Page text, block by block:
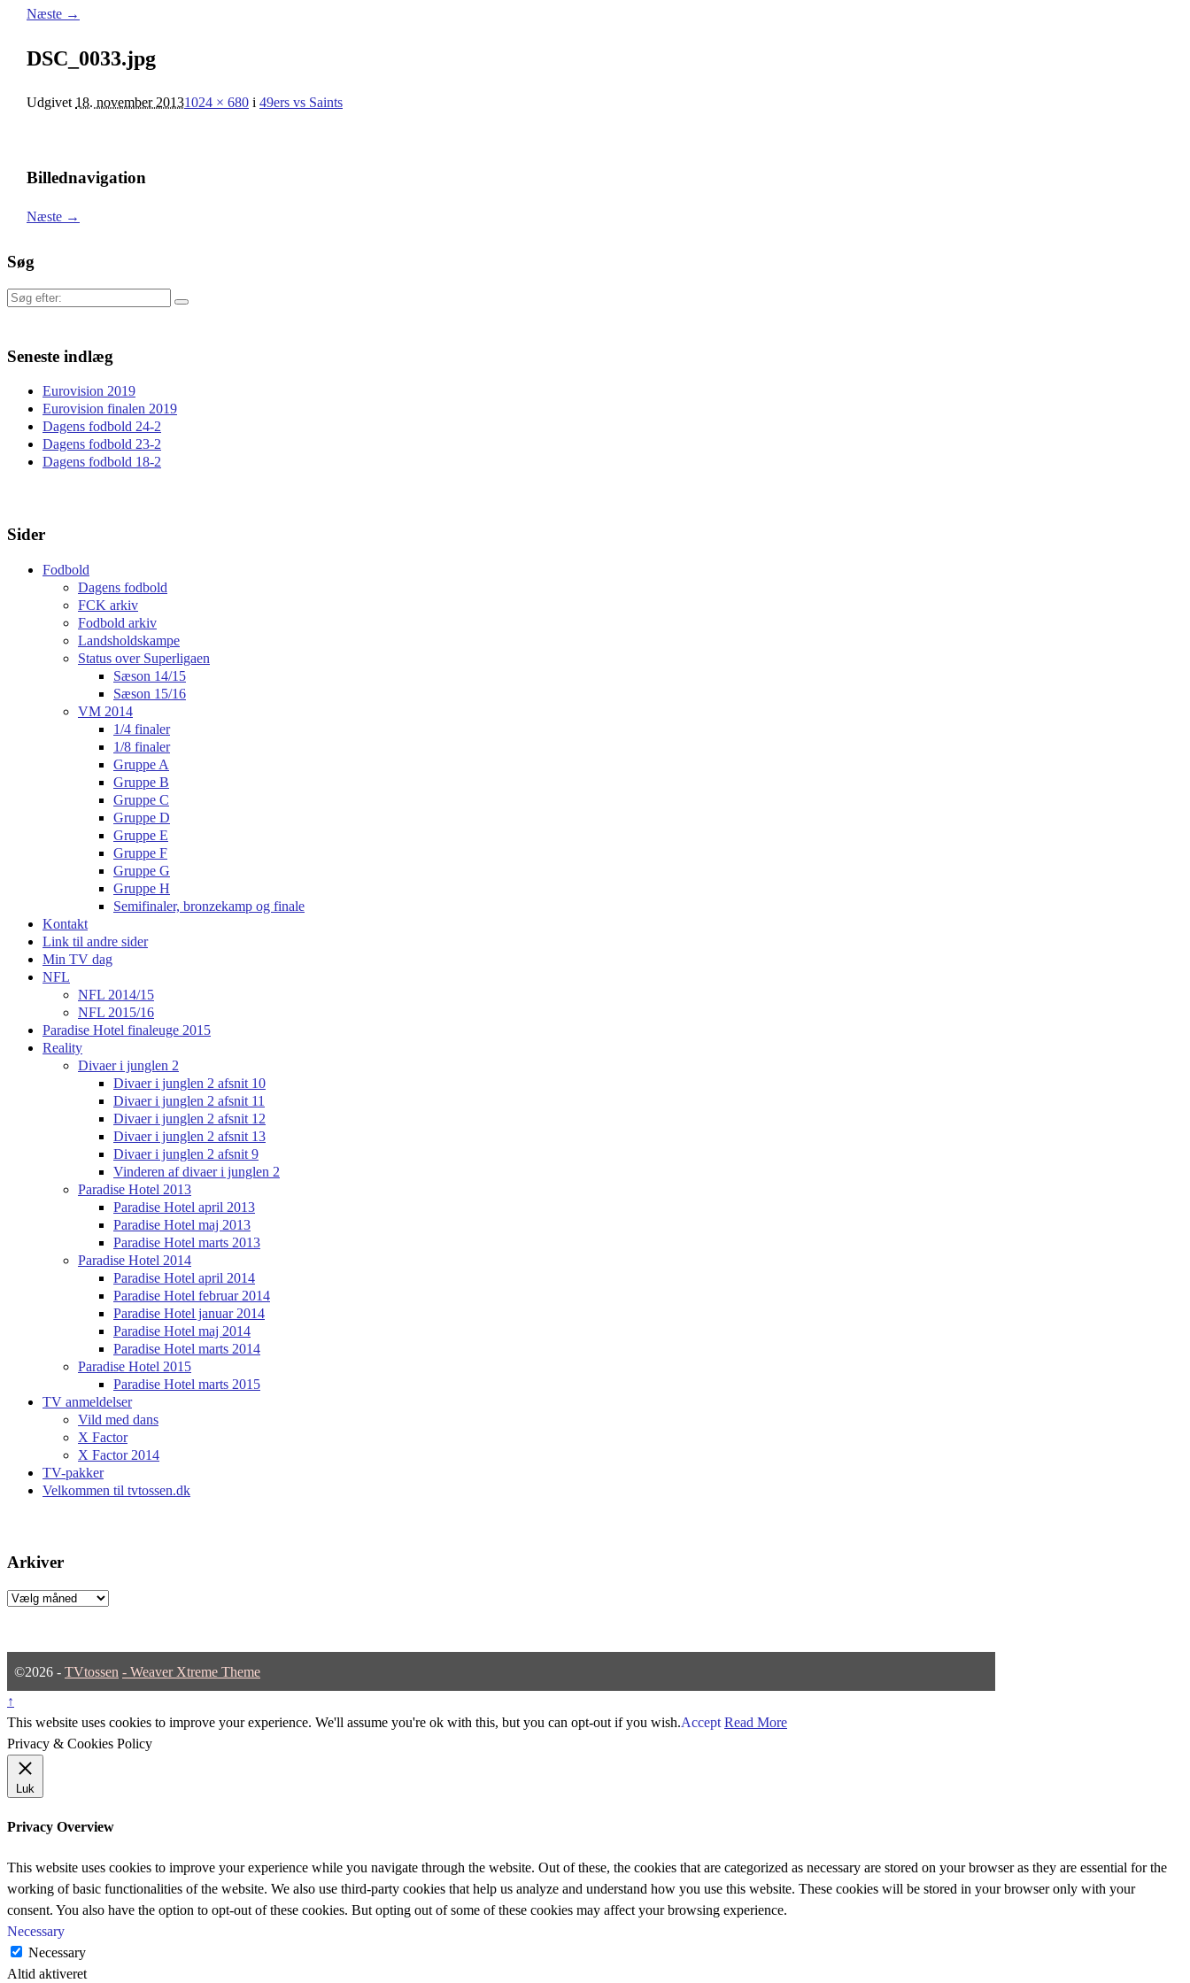
Næste →
DSC_0033.jpg
Udgivet 18. november 20131024 × 680 i 49ers vs Saints
Billednavigation
Næste →
Søg
Søg
Seneste indlæg
Eurovision 2019
Eurovision finalen 2019
Dagens fodbold 24-2
Dagens fodbold 23-2
Dagens fodbold 18-2
Sider
Fodbold
Dagens fodbold
FCK arkiv
Fodbold arkiv
Landsholdskampe
Status over Superligaen
Sæson 14/15
Sæson 15/16
VM 2014
1/4 finaler
1/8 finaler
Gruppe A
Gruppe B
Gruppe C
Gruppe D
Gruppe E
Gruppe F
Gruppe G
Gruppe H
Semifinaler, bronzekamp og finale
Kontakt
Link til andre sider
Min TV dag
NFL
NFL 2014/15
NFL 2015/16
Paradise Hotel finaleuge 2015
Reality
Divaer i junglen 2
Divaer i junglen 2 afsnit 10
Divaer i junglen 2 afsnit 11
Divaer i junglen 2 afsnit 12
Divaer i junglen 2 afsnit 13
Divaer i junglen 2 afsnit 9
Vinderen af divaer i junglen 2
Paradise Hotel 2013
Paradise Hotel april 2013
Paradise Hotel maj 2013
Paradise Hotel marts 2013
Paradise Hotel 2014
Paradise Hotel april 2014
Paradise Hotel februar 2014
Paradise Hotel januar 2014
Paradise Hotel maj 2014
Paradise Hotel marts 2014
Paradise Hotel 2015
Paradise Hotel marts 2015
TV anmeldelser
Vild med dans
X Factor
X Factor 2014
TV-pakker
Velkommen til tvtossen.dk
Arkiver
Arkiver
©2026 - TVtossen - Weaver Xtreme Theme
↑
This website uses cookies to improve your experience. We'll assume you're ok with this, but you can opt-out if you wish.Accept Read More
Privacy & Cookies Policy
Luk
Privacy Overview
This website uses cookies to improve your experience while you navigate through the website. Out of these, the cookies that are categorized as necessary are stored on your browser as they are essential for the
working of basic functionalities of the website. We also use third-party cookies that help us analyze and understand how you use this website. These cookies will be stored in your browser only with your
consent. You also have the option to opt-out of these cookies. But opting out of some of these cookies may affect your browsing experience.
Necessary
Necessary
Altid aktiveret